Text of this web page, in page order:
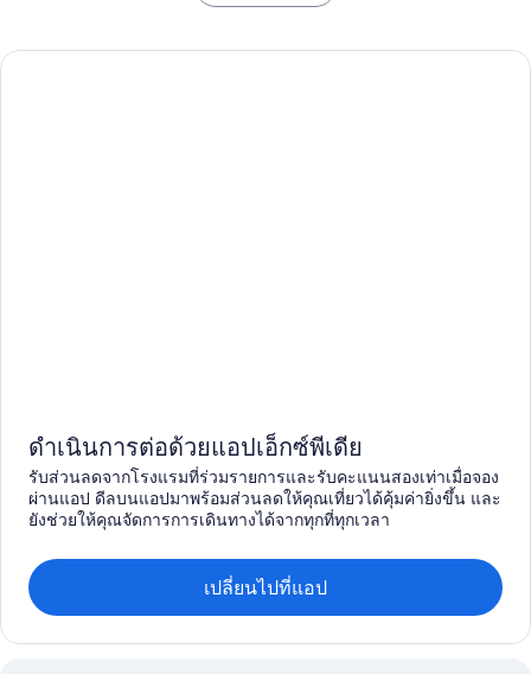
ดำเนินการต่อด้วยแอปเอ็กซ์พีเดีย
รับส่วนลดจากโรงแรมที่ร่วมรายการและรับคะแนนสองเท่าเมื่อจอง
ผ่านแอป ดีลบนแอปมาพร้อมส่วนลดให้คุณเที่ยวได้คุ้มค่ายิ่งขึ้น และ
ยังช่วยให้คุณจัดการการเดินทางได้จากทุกที่ทุกเวลา
เปลี่ยนไปที่แอป